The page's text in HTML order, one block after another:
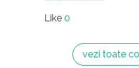
Like 0
vezi toate